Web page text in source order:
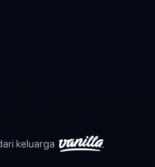
keluarga